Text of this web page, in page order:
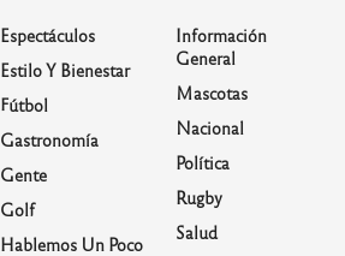
Espectáculos
Estilo Y Bienestar
Fútbol
Gastronomía
Gente
Golf
Hablemos Un Poco
Información
General
Mascotas
Nacional
Política
Rugby
Salud